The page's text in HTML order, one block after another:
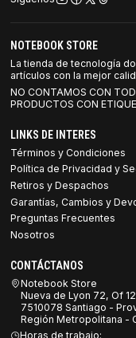
NOTEBOOK STORE
La tienda de tecnología
artículos con la mejor
NO CONTAMOS CON
PRODUCTOS CON
LINKS DE INTERES
Términos y Condiciones
Política de Privacidad y
Retiros y Despachos
Garantías, Cambios y
Preguntas Frecuentes
Nosotros
CONTÁCTANOS
Notebook Store
Nueva de Lyon 72, Of
7510078 Santiago -
Región Metropolitana -
Horas de trabajo: